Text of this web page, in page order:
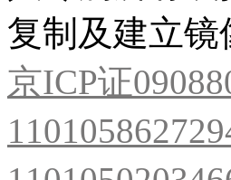
复制及建立
京ICP证